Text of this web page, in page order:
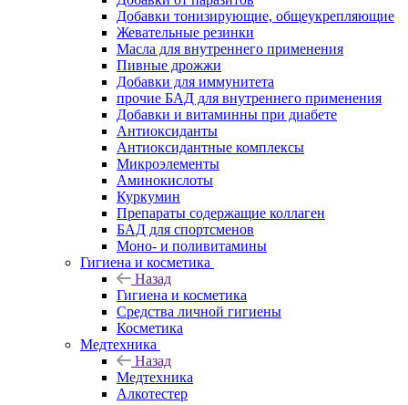
Добавки тонизирующие, общеукрепляющие
Жевательные резинки
Масла для внутреннего применения
Пивные дрожжи
Добавки для иммунитета
прочие БАД для внутреннего применения
Добавки и витаминны при диабете
Антиоксиданты
Антиоксидантные комплексы
Микроэлементы
Аминокислоты
Куркумин
Препараты содержащие коллаген
БАД для спортсменов
Моно- и поливитамины
Гигиена и косметика
Назад
Гигиена и косметика
Средства личной гигиены
Косметика
Медтехника
Назад
Медтехника
Алкотестер